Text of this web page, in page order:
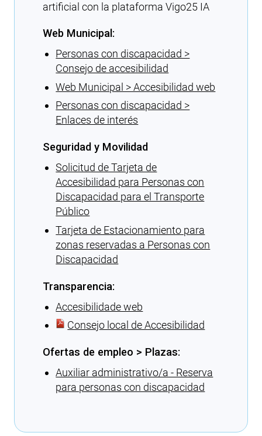
artificial con la plataforma Vigo25 IA
Web Municipal:
Personas con discapacidad >
Consejo de accesibilidad
Web Municipal > Accesibilidad web
Personas con discapacidad >
Enlaces de interés
Seguridad y Movilidad
Solicitud de Tarjeta de
Accesibilidad para Personas con
Discapacidad para el Transporte
Público
Tarjeta de Estacionamiento para
zonas reservadas a Personas con
Discapacidad
Transparencia:
Accesibilidade web
Consejo local de Accesibilidad
Ofertas de empleo > Plazas:
Auxiliar administrativo/a - Reserva
para personas con discapacidad